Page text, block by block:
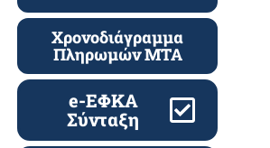
Χρονοδιάγραμμα
Πληρωμών ΜΤΑ
e-ΕΦΚΑ
Σύνταξη